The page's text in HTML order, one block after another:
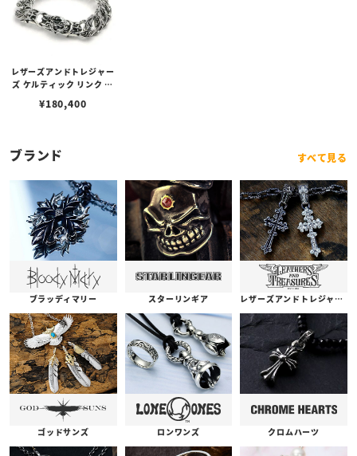
レザーズアンドトレジャー
ズ ケルティック リンク ブ
¥180,400
ブランド すべて見る
ブラッディマリー スターリンギア レザーズアンドトレジャーズ
ゴッドサンズ ロンワンズ クロムハーツ